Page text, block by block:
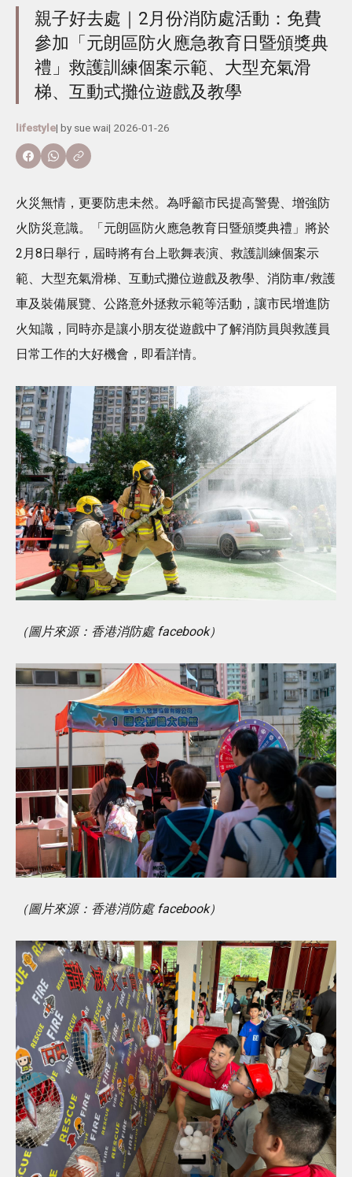
親子好去處｜2月份消防處活動：免費
參加「元朗區防火應急教育日暨頒獎典
禮」救護訓練個案示範、大型充氣滑
梯、互動式攤位遊戲及教學
lifestyle| by sue wai| 2026-01-26
火災無情，更要防患未然。為呼籲市民提高警覺、增強防
火防災意識。「元朗區防火應急教育日暨頒獎典禮」將於
2月8日舉行，屆時將有台上歌舞表演、救護訓練個案示
範、大型充氣滑梯、互動式攤位遊戲及教學、消防車/救護
車及裝備展覽、公路意外拯救示範等活動，讓市民增進防
火知識，同時亦是讓小朋友從遊戲中了解消防員與救護員
日常工作的大好機會，即看詳情。
（圖片來源：香港消防處 facebook）
（圖片來源：香港消防處 facebook）